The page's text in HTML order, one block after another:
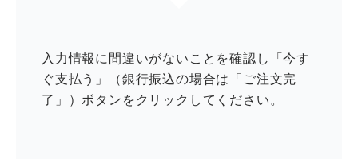
入力情報に間違いがないことを確認し「今す
ぐ支払う」（銀行振込の場合は「ご注文完
了」）ボタンをクリックしてください。